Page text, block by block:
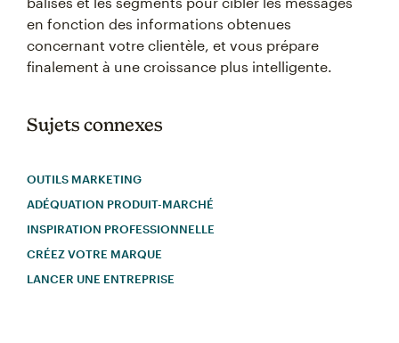
en fonction des informations obtenues
concernant votre clientèle, et vous prépare
finalement à une croissance plus intelligente.
Sujets connexes
OUTILS MARKETING
ADÉQUATION PRODUIT-MARCHÉ
INSPIRATION PROFESSIONNELLE
CRÉEZ VOTRE MARQUE
LANCER UNE ENTREPRISE